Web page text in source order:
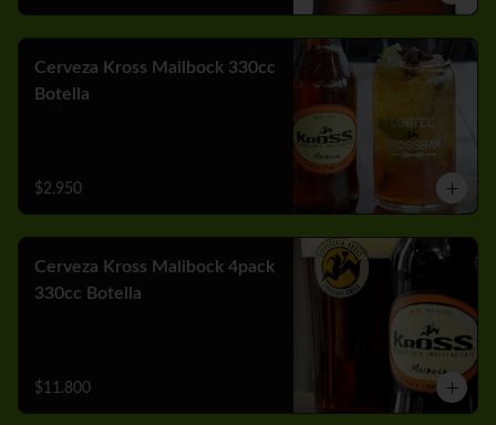
Cerveza Kross Mailbock 330cc
Botella
$2.950
Cerveza Kross Malibock 4pack
330cc Botella
$11.800